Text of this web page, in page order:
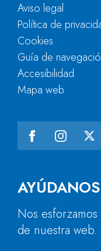
AYÚDANOS
Nos
de nuestra web.
Aviso legal
Política de
Cookies
Guía de
Accesibilidad
Mapa web